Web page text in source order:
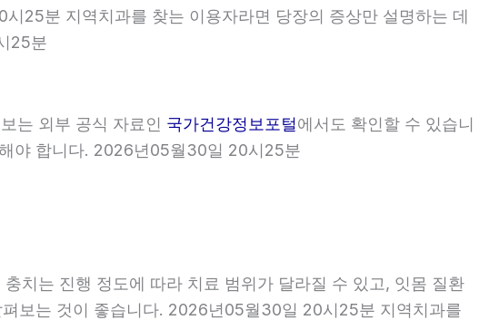
25분 지역치과를 찾는 이용자라면 당장의 증상만 설명하는 데
25분
는 외부 공식 자료인 국가건강정보포털에서도 확인할 수 있습니
야 합니다. 2026년05월30일 20시25분
치는 진행 정도에 따라 치료 범위가 달라질 수 있고, 잇몸 질환
보는 것이 좋습니다. 2026년05월30일 20시25분 지역치과를